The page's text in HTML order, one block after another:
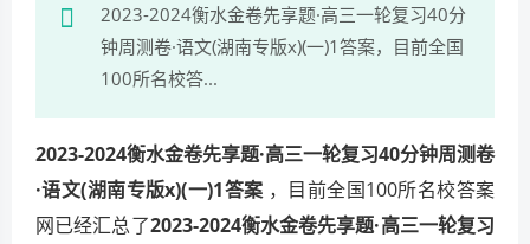
2023-2024衡水金卷先享题·高三一轮复习40分
钟周测卷·语文(湖南专版x)(一)1答案，目前全国
100所名校答...
2023-2024衡水金卷先享题·高三一轮复习40分钟周测卷
·语文(湖南专版x)(一)1答案 ，目前全国100所名校答案
网已经汇总了2023-2024衡水金卷先享题·高三一轮复习